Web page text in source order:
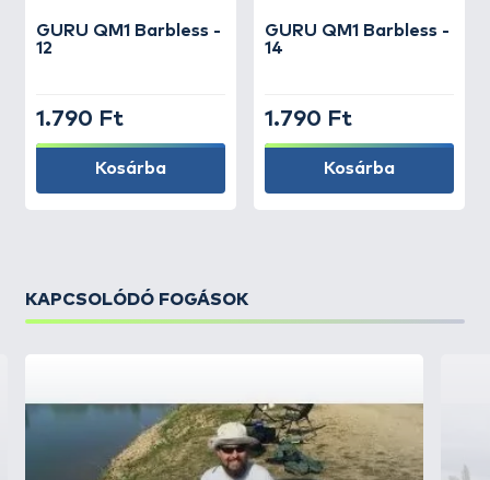
GURU QM1 Barbless -
12
1.790 Ft
Kosárba
GURU QM1 Barbless -
14
1.790 Ft
Kosárba
KAPCSOLÓDÓ FOGÁSOK